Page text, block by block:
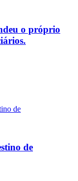
o próprio
de